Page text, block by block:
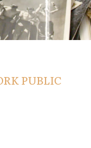
PUBLIC